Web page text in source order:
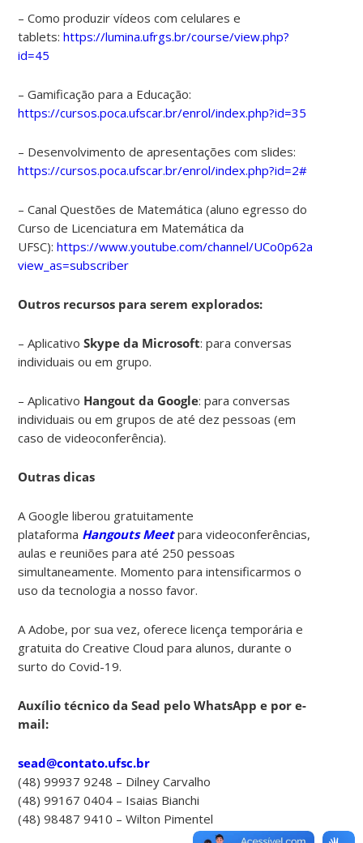
– Como produzir vídeos com celulares e
tablets:https://lumina.ufrgs.br/course/view.php?
id=45
– Gamificação para a Educação:
https://cursos.poca.ufscar.br/enrol/index.php?id=35
– Desenvolvimento de apresentações com slides:
https://cursos.poca.ufscar.br/enrol/index.php?id=2#
– Canal Questões de Matemática (aluno egresso do
Curso de Licenciatura em Matemática da
UFSC):https://www.youtube.com/channel/
view_as=subscriber
Outros recursos para serem explorados:
– AplicativoSkype da Microsoft: para conversas
individuais ou em grupo.
– Aplicativo Hangout da Google: para conversas
individuais ou em grupos de até dez pessoas (em
caso de videoconferência).
Outras dicas
A Google liberou gratuitamente
plataforma Hangouts Meet para videoconferências,
aulas e reuniões para até 250 pessoas
simultaneamente. Momento para intensificarmos o
uso da tecnologia a nosso favor.
A Adobe, por sua vez, oferece licença temporária e
gratuita do Creative Cloud para alunos, durante o
surto do Covid-19.
Auxílio técnico da Sead pelo WhatsApp e por e-
mail:
sead@contato.ufsc.br
(48) 99937 9248 – Dilney Carvalho
(48) 99167 0404 – Isaias Bianchi
(48) 98487 9410 – Wilton Pimentel